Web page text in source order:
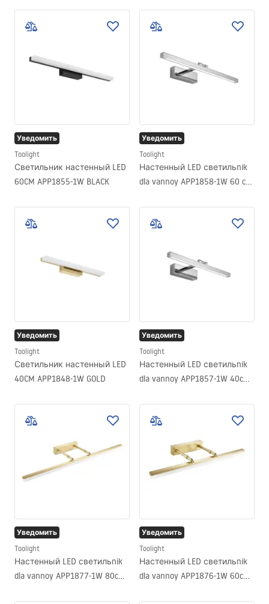
Уведомить
Toolight
Светильник настенный LED
60CM APP1855-1W BLACK
Уведомить
Toolight
Настенный LED светильnik
dla vannoy APP1858-1W 60 cm
Уведомить
Toolight
Светильник настенный LED
40CM APP1848-1W GOLD
Уведомить
Toolight
Настенный LED светильnik
dla vannoy APP1857-1W 40cm
Уведомить
Toolight
Настенный LED светильnik
dla vannoy APP1877-1W 80cm
Уведомить
Toolight
Настенный LED светильnik
dla vannoy APP1876-1W 60cm